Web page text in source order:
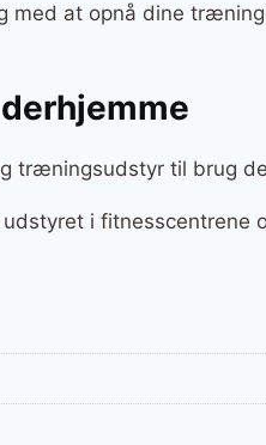
at opnå dine
træningsudstyr til brug
i fitnesscentrene